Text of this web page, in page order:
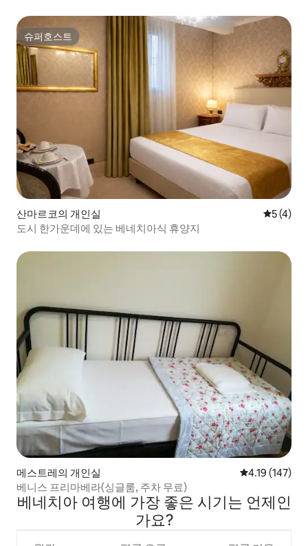
슈퍼호스트
슈퍼호스트
산마르코의 개인실 평점 5점
5 (4)
도시 한가운데에 있는 베네치아식 휴양지
메스트레의 개인실 평점 4.19점(5
4.19 (147)
베니스 프리마베라(싱글룸, 주차 무료)
베네치아 여행에 가장 좋은 시기는 언제인
가요?